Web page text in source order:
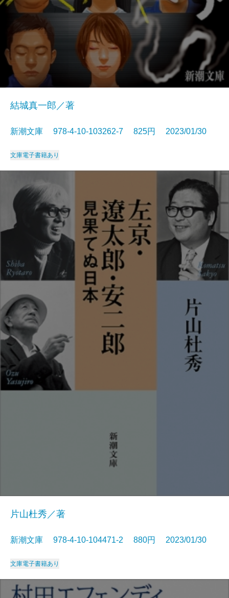
結城真一郎／著
新潮文庫 978-4-10-103262-7 825円 2023/01/30
文庫電子書籍あり
片山杜秀／著
新潮文庫 978-4-10-104471-2 880円 2023/01/30
文庫電子書籍あり